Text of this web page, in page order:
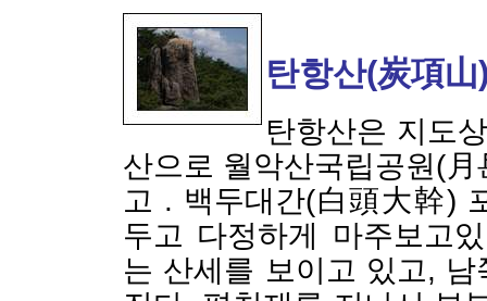
탄항산(炭項
탄항산은 지도
산으로 월악산국립공원(
고 . 백두대간(白頭大幹)
두고 다정하게 마주보고
는 산세를 보이고 있고,